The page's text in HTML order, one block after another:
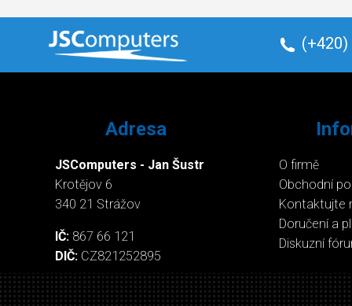
(+420)
Adresa
JSComputers - Jan Šustr
Krotějov 6
340 21 Strážov
IČ: 867 66 121
DIČ: CZ821252895
O firmě
Obchodní
Kontaktujte
Doručení a
Diskuzní